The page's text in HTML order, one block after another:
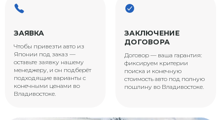
ЗАЯВКА
Чтобы привезти авто из
Японии под заказ —
оставьте заявку нашему
менеджеру, и он подберёт
подходящие варианты с
конечными ценами во
Владивостоке.
ЗАКЛЮЧЕНИЕ
ДОГОВОРА
Договор — ваша гарантия:
фиксируем критерии
поиска и конечную
стоимость авто под полную
пошлину во Владивостоке.